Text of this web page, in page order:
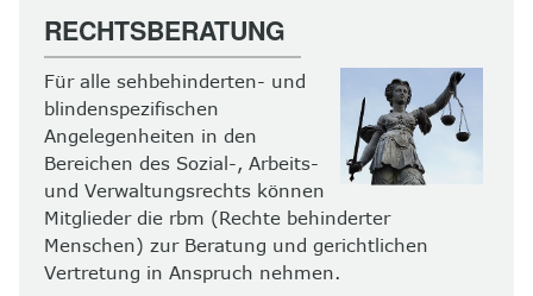
RECHTSBERATUNG
Für alle sehbehinderten- und
blindenspezifischen
Angelegenheiten in den
Bereichen des Sozial-, Arbeits-
und Verwaltungsrechts können
Mitglieder die rbm (Rechte behinderter
Menschen) zur Beratung und gerichtlichen
Vertretung in Anspruch nehmen.